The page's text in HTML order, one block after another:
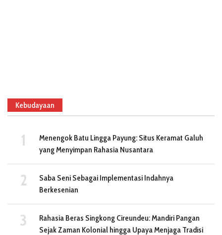
Kebudayaan
Menengok Batu Lingga Payung: Situs Keramat Galuh
yang Menyimpan Rahasia Nusantara
Saba Seni Sebagai Implementasi Indahnya
Berkesenian
Rahasia Beras Singkong Cireundeu: Mandiri Pangan
Sejak Zaman Kolonial hingga Upaya Menjaga Tradisi